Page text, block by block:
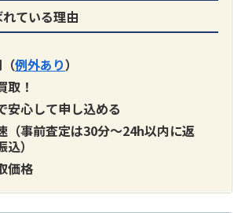
りイヤホン内蔵ラジオ SRF-
ている理由
例外あり）
取！
安心して申し込める
（事前査定は30分～24h以内に返
）
価格